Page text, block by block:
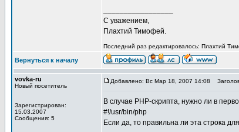
С уважением,
Плахтий Тимофей.
Последний раз редактировалось: Плахтий
Вернуться к началу
vovka-ru
Новый посетитель
Зарегистрирован:
15.03.2007
Сообщения: 5
Добавлено: Вс Мар 18, 2007 14:08
В случае PHP-скрипта, нужно ли в
#!/usr/bin/php
Если да, то правильна ли эта строка